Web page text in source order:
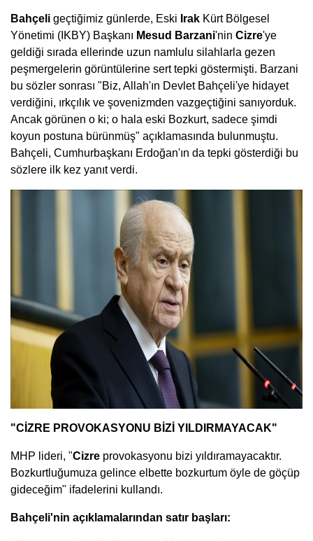
Bahçeli geçtiğimiz günlerde, Eski Irak Kürt Bölgesel
Yönetimi (IKBY) Başkanı Mesud Barzani'nin Cizre'ye
geldiği sırada ellerinde uzun namlulu silahlarla gezen
peşmergelerin görüntülerine sert tepki göstermişti. Barzani
bu sözler sonrası "Biz, Allah'ın Devlet Bahçeli'ye hidayet
verdiğini, ırkçılık ve şovenizmden vazgeçtiğini sanıyorduk.
Ancak görünen o ki; o hala eski Bozkurt, sadece şimdi
koyun postuna bürünmüş" açıklamasında bulunmuştu.
Bahçeli, Cumhurbaşkanı Erdoğan'ın da tepki gösterdiği bu
sözlere ilk kez yanıt verdi.
"CİZRE PROVOKASYONU BİZİ YILDIRMAYACAK"
MHP lideri, "Cizre provokasyonu bizi yıldıramayacaktır.
Bozkurtluğumuza gelince elbette bozkurtum öyle de göçüp
gideceğim" ifadelerini kullandı.
Bahçeli'nin açıklamalarından satır başları: